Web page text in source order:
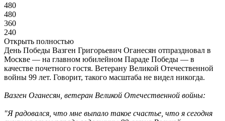
480
480
360
240
Открыть полностью
День Победы Вазген Григорьевич Оганесян отпраздновал в
Москве — на главном юбилейном Параде Победы — в
качестве почетного гостя. Ветерану Великой Отечественной
войны 99 лет. Говорит, такого масштаба не видел никогда.
Вазген Оганесян, ветеран Великой Отечественной войны:
"Я радовался, что мне выпало такое счастье, что я сегодня